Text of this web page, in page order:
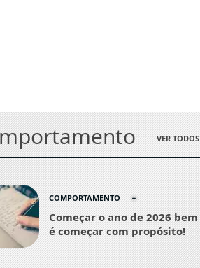
VER TODOS
COMPORTAMENTO
Começar o ano de 2026 bem
é começar com propósito!